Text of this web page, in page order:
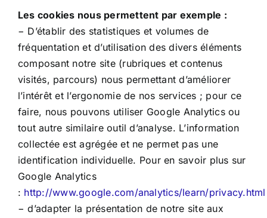
Les cookies nous permettent par exemple :
− D’établir des statistiques et volumes de
fréquentation et d’utilisation des divers éléments
composant notre site (rubriques et contenus
visités, parcours) nous permettant d’améliorer
l’intérêt et l’ergonomie de nos services ; pour ce
faire, nous pouvons utiliser Google Analytics ou
tout autre similaire outil d’analyse. L’information
collectée est agrégée et ne permet pas une
identification individuelle. Pour en savoir plus sur
Google Analytics
: http://www.google.com/analytics/learn/privacy.html
− d’adapter la présentation de notre site aux